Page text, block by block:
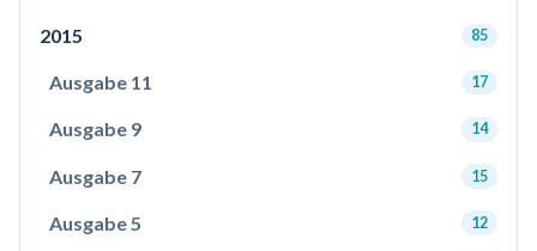
2015 85
Ausgabe 11 17
Ausgabe 9 14
Ausgabe 7 15
Ausgabe 5 12